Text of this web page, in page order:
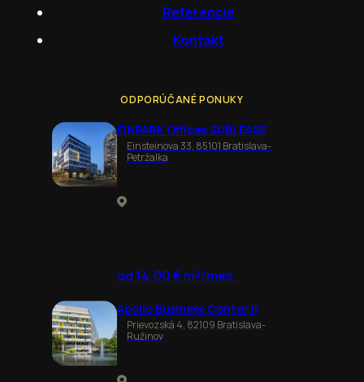
Referencie
Kontakt
ODPORÚČANÉ PONUKY
EINPARK Offices SUBLEASE
Einsteinova 33, 85101 Bratislava-
Petržalka
od 14,00 € m²/mes.
Apollo Business Center II
Prievozská 4, 82109 Bratislava-
Ružinov